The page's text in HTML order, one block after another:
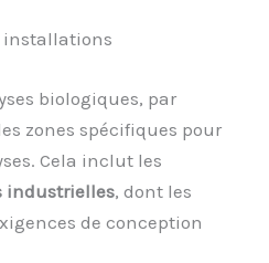
installations
biologiques, par
zones spécifiques pour
Cela inclut les
industrielles, dont les
de conception